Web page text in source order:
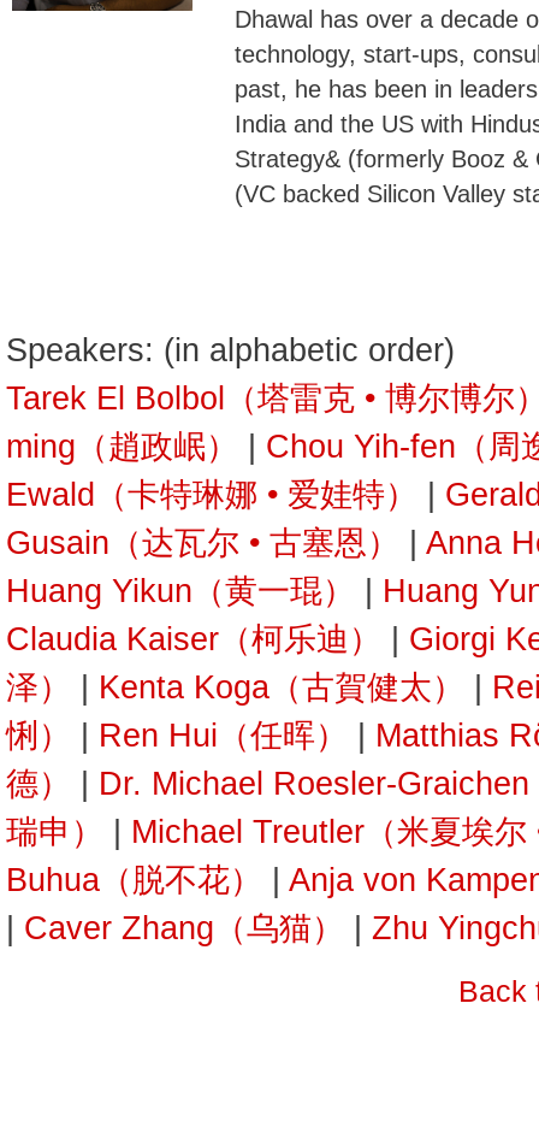
Dhawal has over a decade
technology, start-ups,
past, he has been in
India and the US with
Strategy& (formerly Booz
(VC backed Silicon Valley
Speakers: (in alphabetic order)
Tarek El Bolbol（塔雷克 • 博尔博尔
ming（趙政岷）
Chou Yih-fen（周
Ewald（卡特琳娜 • 爱娃特）
Gusain（达瓦尔 • 古塞恩）
Anna
Huang Yikun（黄一琨）
Huang
Claudia Kaiser（柯乐迪）
Giorgi
泽）
Kenta Koga（古賀健太）
悧）
Ren Hui（任晖）
Matthias
德）
Dr. Michael Roesler-
瑞申）
Michael Treutler（米夏埃尔
Buhua（脱不花）
Anja von
Caver Zhang（乌猫） Zhu
Back